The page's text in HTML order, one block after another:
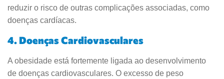
reduzir o risco de outras complicações associadas, como
doenças cardíacas.
4. Doenças Cardiovasculares
A obesidade está fortemente ligada ao desenvolvimento
de doenças cardiovasculares. O excesso de peso